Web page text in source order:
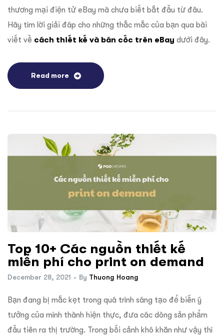
thương mại điện tử eBay mà chưa biết bắt đầu từ đâu.
Hãy tìm lời giải đáp cho những thắc mắc của bạn qua bài
viết về cách thiết kế và bán cốc trên eBay dưới đây.
Read more
Top 10+ Các nguồn thiết kế
miễn phí cho print on demand
December 28, 2021 By Thuong Hoang
Bạn đang bị mắc kẹt trong quá trình sáng tạo để biến ý
tưởng của mình thành hiện thực, đưa các dòng sản phẩm
đầu tiên ra thị trường. Trong bối cảnh khó khăn như vậy thì